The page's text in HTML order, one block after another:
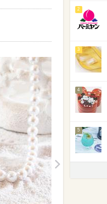
>
2
3
4
5